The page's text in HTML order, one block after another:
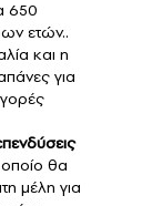
650
ετών..
και η
για
θα
μέλη για